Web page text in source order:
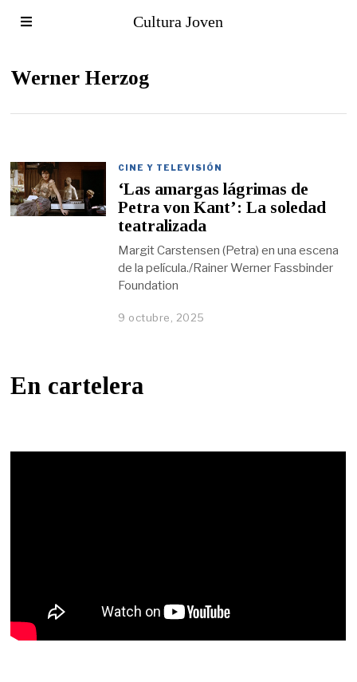
Cultura Joven
Werner Herzog
CINE Y TELEVISIÓN
‘Las amargas lágrimas de
Petra von Kant’: La soledad
teatralizada
Margit Carstensen (Petra) en una escena
de la película./Rainer Werner Fassbinder
Foundation
9 octubre, 2025
En cartelera